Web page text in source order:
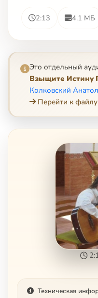
2:13 4.1 МБ
Это отдельный
Взыщите Истину
Колковский
Перейти к
Техническая